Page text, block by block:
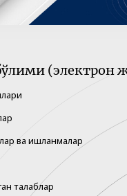
(электрон
ва ишланмалар
талаблар